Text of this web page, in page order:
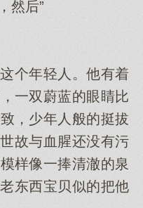
然后”
个年轻人。他有着
一双蔚蓝的眼睛比
，少年人般的挺拔
故与血腥还没有污
样像一捧清澈的泉
东西宝贝似的把他